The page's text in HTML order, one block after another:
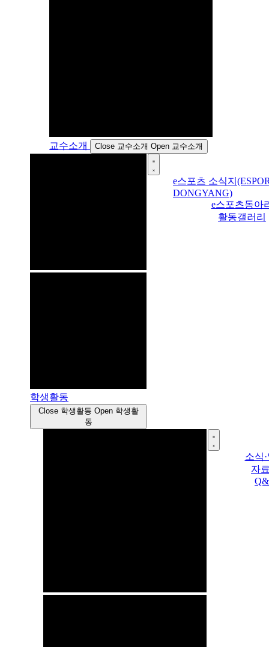
교수소개 Close 교수소개 Open 교수소개
학생활동
Close 학생활동 Open 학생활
동
e스포츠 소식지
DONGYANG)
e스포츠동아
활동갤러리
소식
자